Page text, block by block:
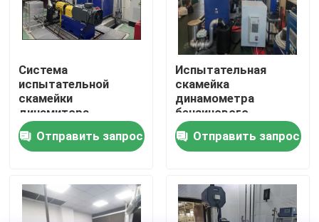
Свяжитесь с нами
Новости
Случаи
Высокоскоростной силомер
Система
испытательной
скамейки
динамитора
переменного тока
Отправить запрос
Испытательная
скамейка
динамометра
бензинового
двигателя
Отправить запрос